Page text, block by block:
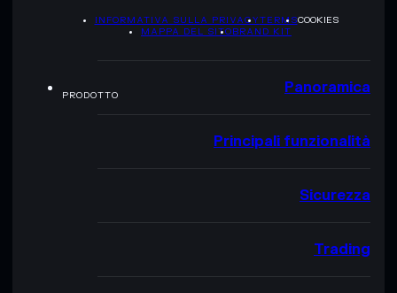
INFORMATIVA SULLA PRIVACYTERMSCOOKIES
MAPPA DEL SITOBRAND KIT
PRODOTTO Panoramica
Principali funzionalità
Sicurezza
Trading